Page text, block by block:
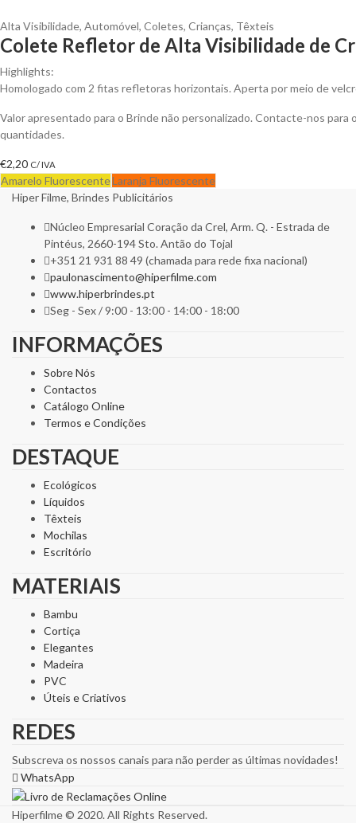
Alta Visibilidade, Automóvel, Coletes, Crianças, Têxteis
Colete Refletor de Alta Visibilidade de
Highlights:
Homologado com 2 fitas refletoras horizontais. Aperta por meio de
Valor apresentado para o Brinde não personalizado. Contacte-nos
quantidades.
€2,20 C/ IVA
Amarelo FluorescenteLaranja Fluorescente
Hiper Filme, Brindes Publicitários
Núcleo Empresarial Coração da Crel, Arm. Q. - Estrada de
Pintéus, 2660-194 Sto. Antão do Tojal
+351 21 931 88 49 (chamada para rede fixa nacional)
paulonascimento@hiperfilme.com
www.hiperbrindes.pt
Seg - Sex / 9:00 - 13:00 - 14:00 - 18:00
INFORMAÇÕES
Sobre Nós
Contactos
Catálogo Online
Termos e Condições
DESTAQUE
Ecológicos
Líquidos
Têxteis
Mochilas
Escritório
MATERIAIS
Bambu
Cortiça
Elegantes
Madeira
PVC
Úteis e Criativos
REDES
Subscreva os nossos canais para não perder as últimas novidades!
WhatsApp
Hiperfilme © 2020. All Rights Reserved.